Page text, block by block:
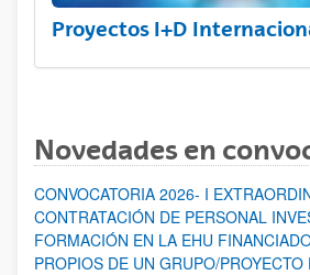
Proyectos I+D
Novedades en
CONVOCATORIA 2026- I
CONTRATACIÓN DE PERSONAL
FORMACIÓN EN LA EHU
PROPIOS DE UN GRUPO/